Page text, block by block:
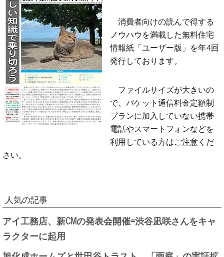
消費者向けの読んで得する
ノウハウを満載した無料住宅
情報紙「ユーザー版」を年4回
発行しております。
ファイルサイズが大きいの
で、パケット通信料金定額制
プランに加入していない携帯
電話やスマートフォンなどを
利用している方はご注意くだ
さい。
人気の記事
アイ工務店、新CMの発表会開催=渋谷凪咲さんをキャ
ラクターに起用